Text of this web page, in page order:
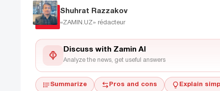
Shuhrat Razzakov
«ZAMIN.UZ» rédacteur
Discuss with Zamin AI
Analyze the news, get useful answers
Summarize Pros and cons Explain